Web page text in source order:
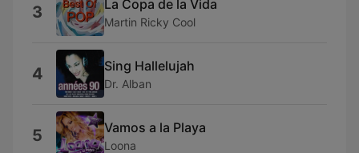
3 La Copa de la Vida
Martin Ricky Cool
4 Sing Hallelujah
Dr. Alban
5 Vamos a la Playa
Loona